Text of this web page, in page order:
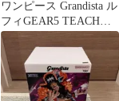
ワンピース Grandista ル
フィGEAR5 TEACH
ティーチ 黒ひげ